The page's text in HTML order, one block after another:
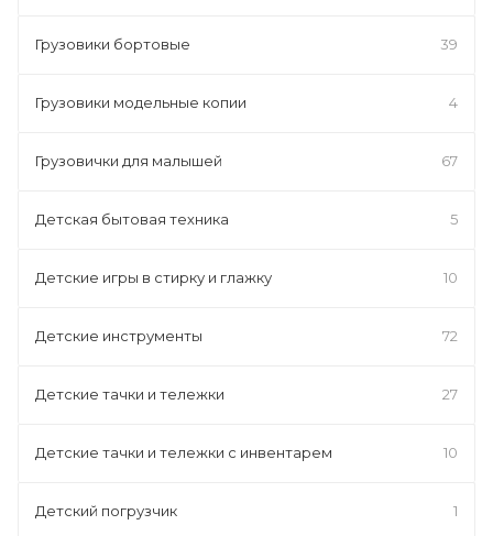
Грузовики бортовые 39
Грузовики модельные копии 4
Грузовички для малышей 67
Детская бытовая техника 5
Детские игры в стирку и глажку 10
Детские инструменты 72
Детские тачки и тележки 27
Детские тачки и тележки с инвентарем 10
Детский погрузчик 1